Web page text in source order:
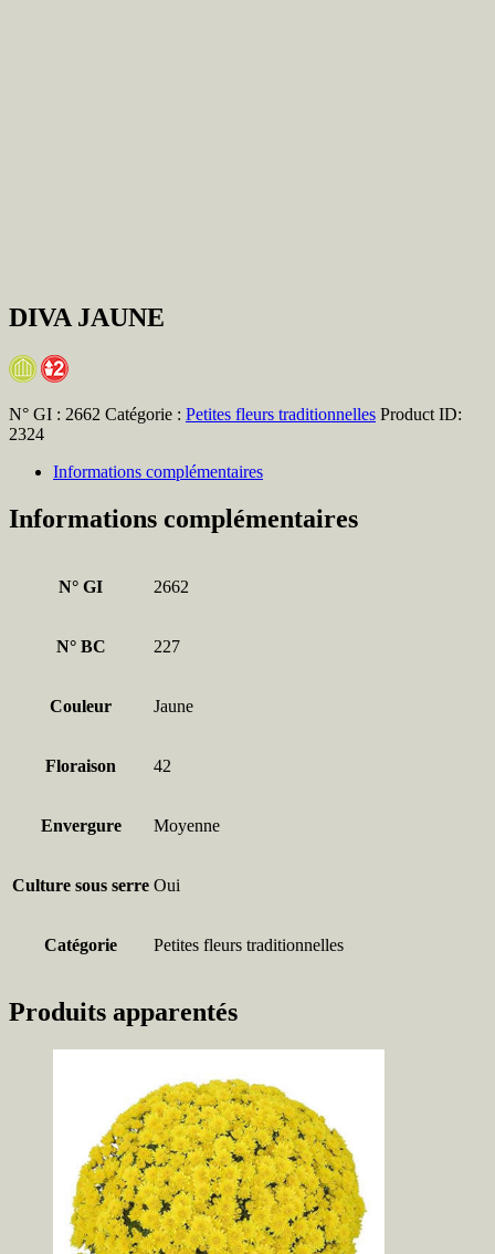
DIVA JAUNE
N° GI : 2662 Catégorie : Petites fleurs traditionnelles Product ID:
2324
Informations complémentaires
Informations complémentaires
N° GI 2662
N° BC 227
Couleur Jaune
Floraison 42
Envergure Moyenne
Culture sous serre Oui
Catégorie Petites fleurs traditionnelles
Produits apparentés